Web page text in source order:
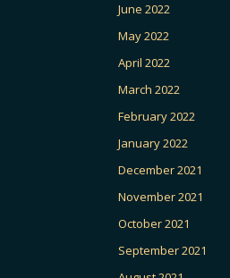
June 2022
May 2022
April 2022
March 2022
February 2022
January 2022
December 2021
November 2021
October 2021
September 2021